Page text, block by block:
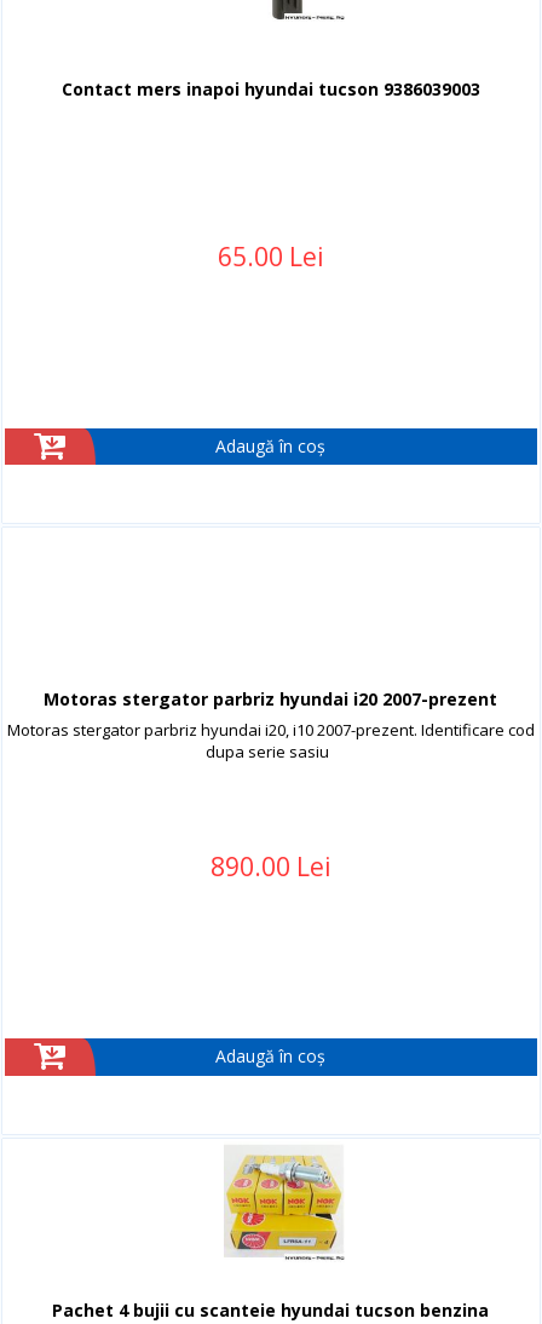
Contact mers inapoi hyundai tucson 9386039003
65.00 Lei
Adaugă în coș
Motoras stergator parbriz hyundai i20 2007-prezent
Motoras stergator parbriz hyundai i20, i10 2007-prezent. Identificare cod
dupa serie sasiu
890.00 Lei
Adaugă în coș
Pachet 4 bujii cu scanteie hyundai tucson benzina